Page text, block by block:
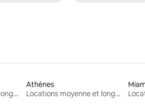
Locations moyenne et longue durée
Athènes
Locations moyenne et longue durée